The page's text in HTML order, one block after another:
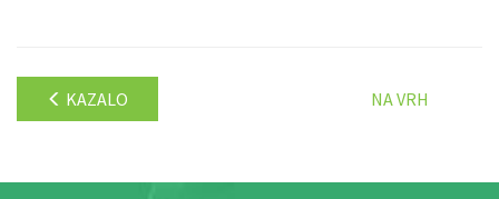
KAZALO NA VRH